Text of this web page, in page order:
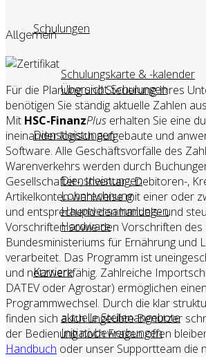
Schulungen
Schulungskarte & -kalender
Übersicht Schulungen
Dienstleistungen
Dienstleistungen
Lohnrechnung
Hauptversammlungen
Hardware
Karriere
aktuelle Stellenangebote
Initiativbewerbungen
Allgemein
Für die Planung und Steuerung Ihres
benötigen Sie ständig aktuelle Zahlen
Mit HSC-FinanzPlus erhalten Sie eine
ineinander logisch aufgebaute und
Software. Alle Geschäftsvorfälle des
Warenverkehrs werden durch
Gesellschafter-, Inventar-, Debitoren-,
Artikelkonten wahlweise mit einer oder
und entsprechend den handels- und
Vorschriften sowie den Vorschriften des
Bundesministeriums für Ernährung und
verarbeitet. Das Programm ist
und netzwerkfähig. Zahlreiche
DATEV oder Agrostar) ermöglichen
Programmwechsel. Durch die klar
finden sich auch ungeübte Benutzer
der Bedienung noch Fragen offen
Handbuch oder unser Supportteam die